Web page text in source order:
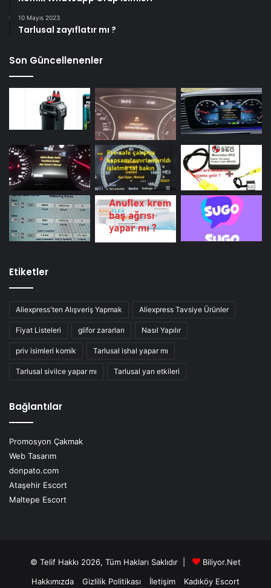
10 Mayıs 2023
Tarlusal zayıflatır mı ?
Son Güncellenenler
Etiketler
Aliexpress'ten Alışveriş Yapmak Aliexpress Tavsiye Ürünler
Fiyat Listeleri glifor zararları Nasıl Yapılır
priv isimleri komik Tarlusal ishal yapar mı
Tarlusal sivilce yapar mı Tarlusal yan etkileri
Bağlantılar
Promosyon Çakmak
Web Tasarım
donpato.com
Ataşehir Escort
Maltepe Escort
© Telif Hakkı 2026, Tüm Hakları Saklıdır |
Biliyor.Net
Hakkımızda
Gizlilik Politikası İletişim Kadıköy Escort